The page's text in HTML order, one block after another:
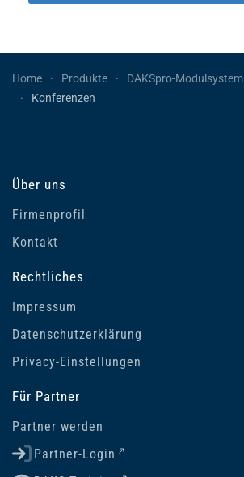
Home Produkte DAKSpro-Modulsystem
Konferenzen
Über uns
Firmenprofil
Kontakt
Rechtliches
Impressum
Datenschutzerklärung
Privacy-Einstellungen
Für Partner
Partner werden
Partner-Login